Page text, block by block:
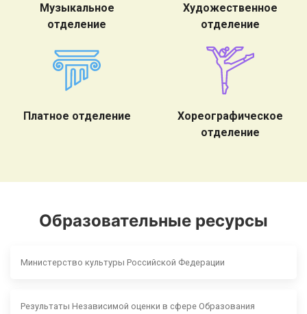
Музыкальное
отделение
Художественное
отделение
Платное отделение
Хореографическое
отделение
Образовательные ресурсы
Министерство культуры Российской Федерации
Результаты Независимой оценки в сфере Образования